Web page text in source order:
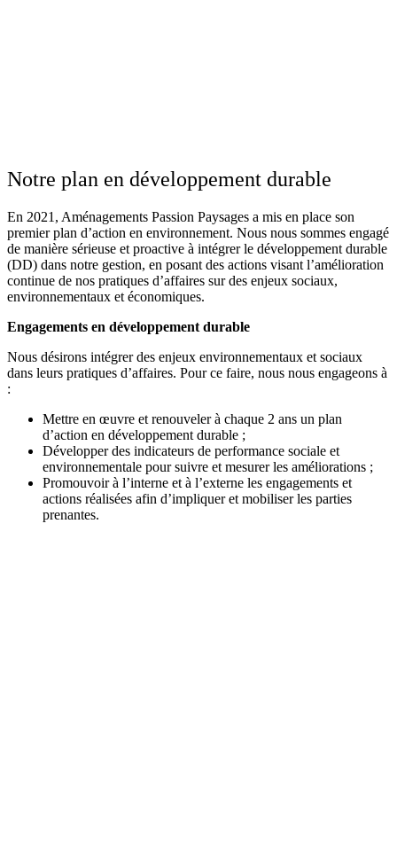
Notre plan en développement durable
En 2021, Aménagements Passion Paysages a mis en place son
premier plan d’action en environnement. Nous nous sommes engagé
de manière sérieuse et proactive à intégrer le développement durable
(DD) dans notre gestion, en posant des actions visant l’amélioration
continue de nos pratiques d’affaires sur des enjeux sociaux,
environnementaux et économiques.
Engagements en développement durable
Nous désirons intégrer des enjeux environnementaux et sociaux
dans leurs pratiques d’affaires. Pour ce faire, nous nous engageons à
:
Mettre en œuvre et renouveler à chaque 2 ans un plan
d’action en développement durable ;
Développer des indicateurs de performance sociale et
environnementale pour suivre et mesurer les améliorations ;
Promouvoir à l’interne et à l’externe les engagements et
actions réalisées afin d’impliquer et mobiliser les parties
prenantes.